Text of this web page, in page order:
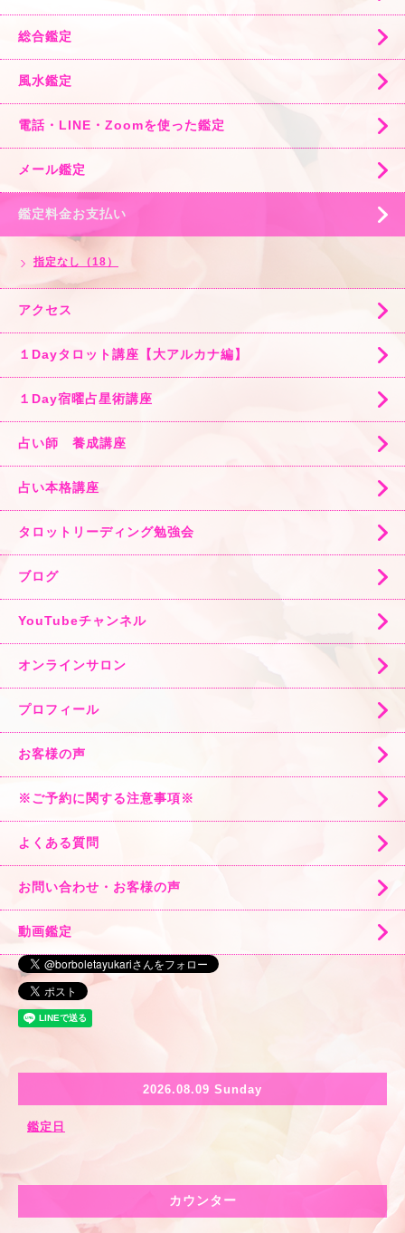
総合鑑定
風水鑑定
電話・LINE・Zoomを使った鑑定
メール鑑定
鑑定料金お支払い
指定なし（18）
アクセス
１Dayタロット講座【大アルカナ編】
１Day宿曜占星術講座
占い師 養成講座
占い本格講座
タロットリーディング勉強会
ブログ
YouTubeチャンネル
オンラインサロン
プロフィール
お客様の声
※ご予約に関する注意事項※
よくある質問
お問い合わせ・お客様の声
動画鑑定
2026.08.09 Sunday
鑑定日
カウンター